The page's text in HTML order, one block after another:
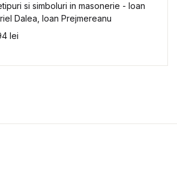
si simboluri in masonerie - Ioan
Dalea, Ioan Prejmereanu
lei